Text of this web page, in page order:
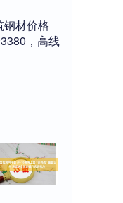
钢材价格
，高线